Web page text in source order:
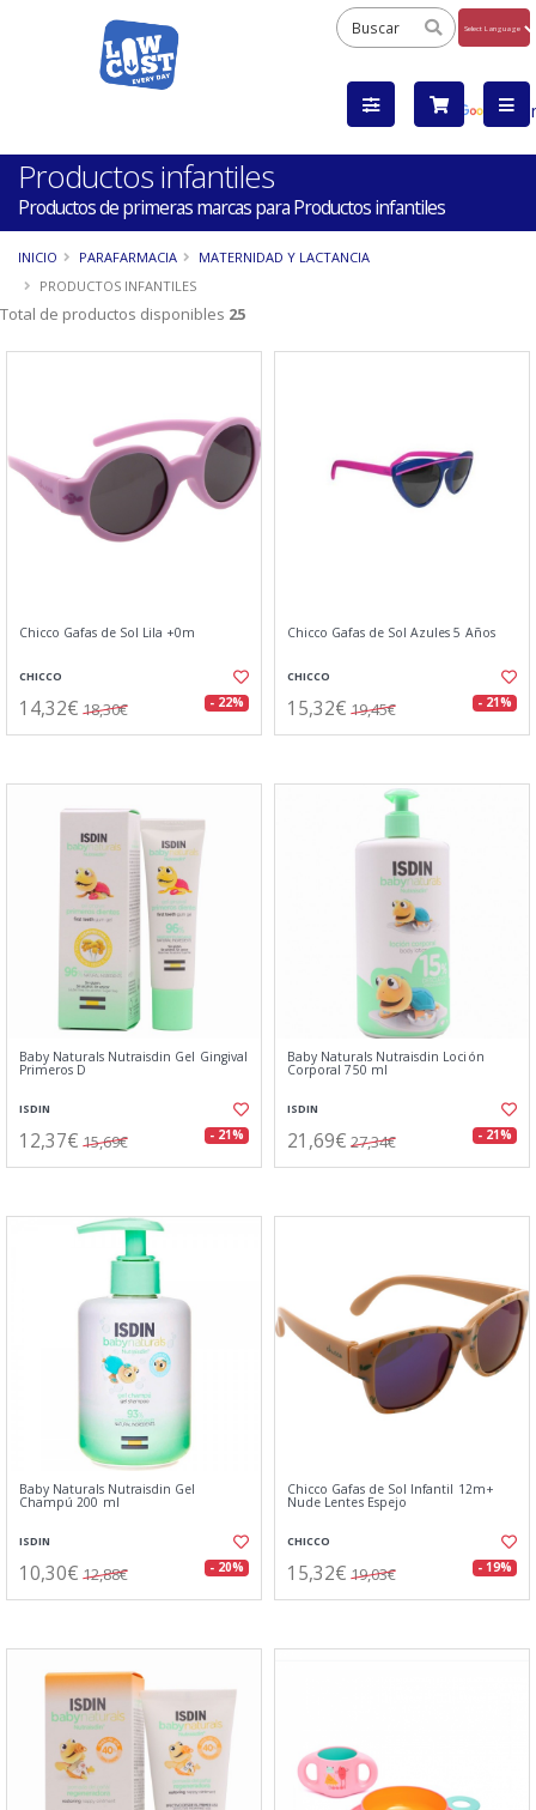
by
Productos infantiles
Productos de primeras marcas para Productos infantiles
INICIO PARAFARMACIA
MATERNIDAD Y LACTANCIA
PRODUCTOS INFANTILES
Total de productos disponibles 25
Chicco Gafas de Sol Lila +0m
CHICCO
14,32€ 18,30€ - 22%
Chicco Gafas de Sol Azules 5 Años
CHICCO
15,32€ 19,45€ - 21%
Baby Naturals Nutraisdin Gel Gingival
Primeros D
ISDIN
12,37€ 15,69€ - 21%
Baby Naturals Nutraisdin Loción
Corporal 750 ml
ISDIN
21,69€ 27,34€ - 21%
Baby Naturals Nutraisdin Gel
Champú 200 ml
ISDIN
10,30€ 12,88€ - 20%
Chicco Gafas de Sol Infantil 12m+
Nude Lentes Espejo
CHICCO
15,32€ 19,03€ - 19%